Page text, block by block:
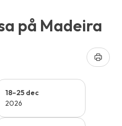
på Madeira
18–25 dec
2026